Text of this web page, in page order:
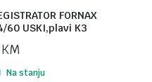
FORNAX
60 USKI,plavi K3
KM
Na stanju